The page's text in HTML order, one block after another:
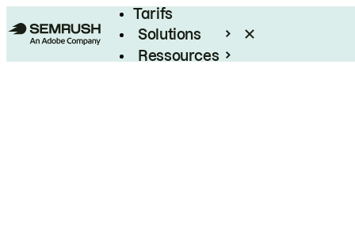
Tarifs
Solutions
Ressources